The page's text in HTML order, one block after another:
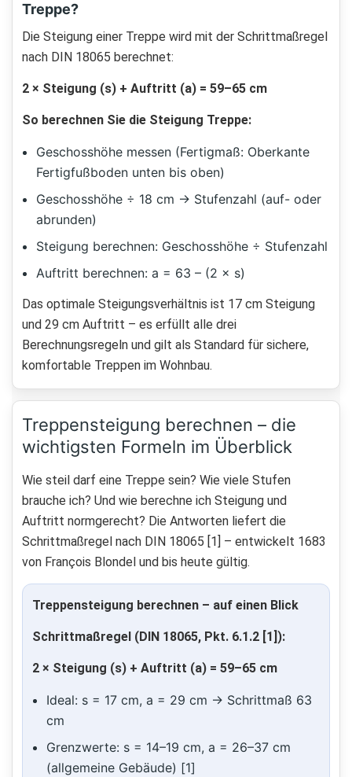
Treppe?
Die Steigung einer Treppe wird mit der Schrittmaßregel
nach DIN 18065 berechnet:
2 × Steigung (s) + Auftritt (a) = 59–65 cm
So berechnen Sie die Steigung Treppe:
Geschosshöhe messen (Fertigmaß: Oberkante
Fertigfußboden unten bis oben)
Geschosshöhe ÷ 18 cm → Stufenzahl (auf- oder
abrunden)
Steigung berechnen: Geschosshöhe ÷ Stufenzahl
Auftritt berechnen: a = 63 – (2 × s)
Das optimale Steigungsverhältnis ist 17 cm Steigung
und 29 cm Auftritt – es erfüllt alle drei
Berechnungsregeln und gilt als Standard für sichere,
komfortable Treppen im Wohnbau.
Treppensteigung berechnen – die
wichtigsten Formeln im Überblick
Wie steil darf eine Treppe sein? Wie viele Stufen
brauche ich? Und wie berechne ich Steigung und
Auftritt normgerecht? Die Antworten liefert die
Schrittmaßregel nach DIN 18065 [1] – entwickelt 1683
von François Blondel und bis heute gültig.
Treppensteigung berechnen – auf einen Blick
Schrittmaßregel (DIN 18065, Pkt. 6.1.2 [1]):
2 × Steigung (s) + Auftritt (a) = 59–65 cm
Ideal: s = 17 cm, a = 29 cm → Schrittmaß 63
cm
Grenzwerte: s = 14–19 cm, a = 26–37 cm
(allgemeine Gebäude) [1]